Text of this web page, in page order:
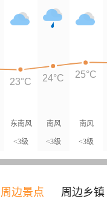
东南风
<3级
南风
<3级
南风
<3级
23°C 24°C 25°C
周边景点 周边乡镇